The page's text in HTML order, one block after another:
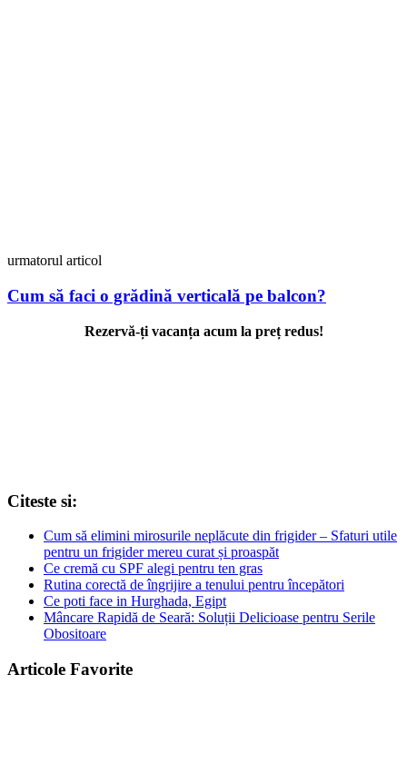
urmatorul articol
Cum să faci o grădină verticală pe balcon?
Rezervă-ți vacanța acum la preț redus!
Citeste si:
Cum să elimini mirosurile neplăcute din frigider – Sfaturi utile
pentru un frigider mereu curat și proaspăt
Ce cremă cu SPF alegi pentru ten gras
Rutina corectă de îngrijire a tenului pentru începători
Ce poti face in Hurghada, Egipt
Mâncare Rapidă de Seară: Soluții Delicioase pentru Serile
Obositoare
Articole Favorite